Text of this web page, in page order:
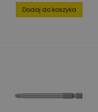
Dodaj do koszyka